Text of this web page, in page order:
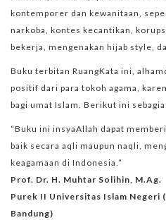
kontemporer dan kewanitaan,
narkoba, kontes kecantikan,
bekerja, mengenakan hijab style,
Buku terbitan RuangKata ini,
positif dari para tokoh agama,
bagi umat Islam. Berikut ini
“Buku ini insyaAllah dapat
baik secara aqli maupun naqli,
keagamaan di Indonesia.”
Prof. Dr. H. Muhtar Solihin, M.Ag.
Purek II Universitas Islam Negeri
Bandung)